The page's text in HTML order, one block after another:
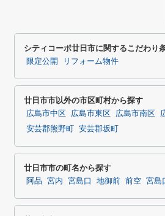
シティコーポ廿日市に関するこだわり
限定公開 リフォーム物件
廿日市市以外の市区町村から探す
広島市中区 広島市東区 広島市南区
安芸郡熊野町
安芸郡坂町
廿日市市の町名から探す
阿品 宮内 宮島口 地御前 前空 宮島